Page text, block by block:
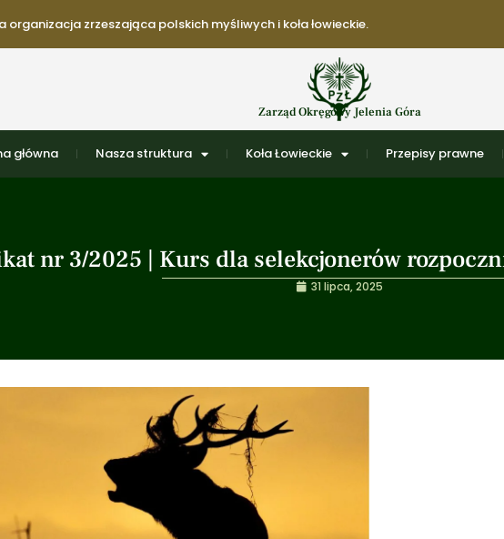
zrzeszająca polskich myśliwych i koła łowieckie.
Zarząd Okręgowy Jelenia Góra
główna Nasza struktura Koła Łowieckie Przepisy prawne
nr 3/2025 | Kurs dla selekcjonerów
31 lipca, 2025